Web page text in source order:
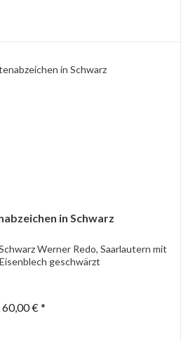
in Schwarz
Werner Redo, Saarlautern mit
geschwärzt
60,00 € *